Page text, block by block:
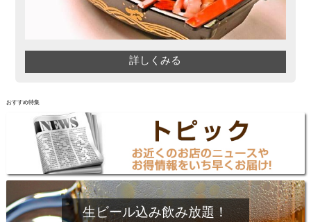
詳しくみる
おすすめ特集
生ビール込み飲み放題！